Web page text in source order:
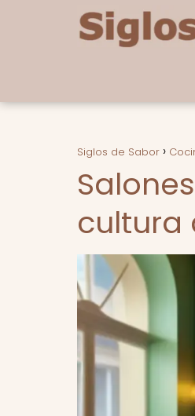
Siglos de Sabor
cultura